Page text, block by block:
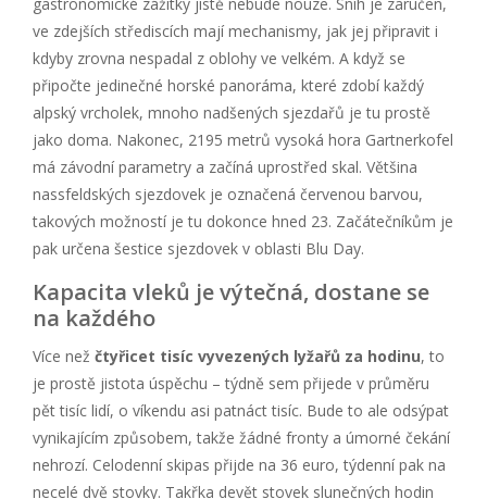
gastronomické zážitky jistě nebude nouze. Sníh je zaručen,
ve zdejších střediscích mají mechanismy, jak jej připravit i
kdyby zrovna nespadal z oblohy ve velkém. A když se
připočte jedinečné horské panoráma, které zdobí každý
alpský vrcholek, mnoho nadšených sjezdařů je tu prostě
jako doma. Nakonec, 2195 metrů vysoká hora Gartnerkofel
má závodní parametry a začíná uprostřed skal. Většina
nassfeldských sjezdovek je označená červenou barvou,
takových možností je tu dokonce hned 23. Začátečníkům je
pak určena šestice sjezdovek v oblasti Blu Day.
Kapacita vleků je výtečná, dostane se
na každého
Více než čtyřicet tisíc vyvezených lyžařů za hodinu, to
je prostě jistota úspěchu – týdně sem přijede v průměru
pět tisíc lidí, o víkendu asi patnáct tisíc. Bude to ale odsýpat
vynikajícím způsobem, takže žádné fronty a úmorné čekání
nehrozí. Celodenní skipas přijde na 36 euro, týdenní pak na
necelé dvě stovky. Takřka devět stovek slunečných hodin